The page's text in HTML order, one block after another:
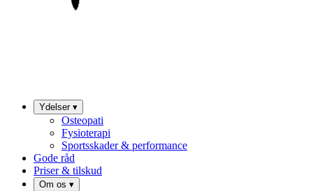
Ydelser ▾
Osteopati
Fysioterapi
Sportsskader & performance
Gode råd
Priser & tilskud
Om os ▾